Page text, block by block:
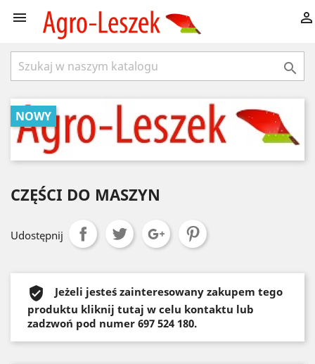
 

NOWY
CZĘŚCI DO MASZYN
Udostępnij
Jeżeli jesteś zainteresowany zakupem tego
produktu kliknij tutaj w celu kontaktu lub
zadzwoń pod numer 697 524 180.